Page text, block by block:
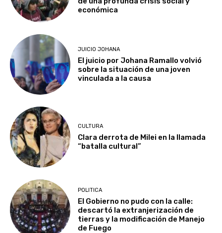
económica
JUICIO JOHANA
El juicio por Johana Ramallo volvió
sobre la situación de una joven
vinculada a la causa
CULTURA
Clara derrota de Milei en la llamada
“batalla cultural”
POLITICA
El Gobierno no pudo con la calle:
descartó la extranjerización de
tierras y la modificación de Manejo
de Fuego